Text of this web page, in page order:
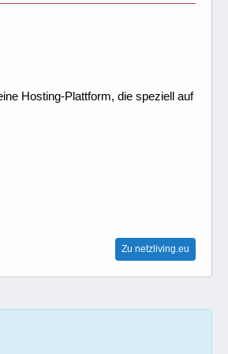
Hosting-Plattform, die speziell auf
Zu netzliving.eu